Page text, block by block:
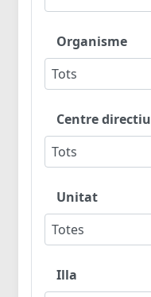
Organisme
Tots
Centre directiu
Tots
Unitat
Totes
Illa